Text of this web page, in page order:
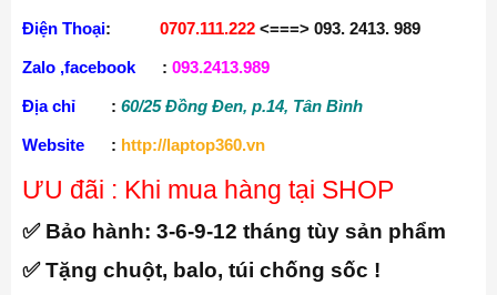
Điện Thoại: 0707.111.222 <===> 093. 2413. 989
Zalo ,facebook : 093.2413.989
Địa chỉ : 60/25 Đồng Đen, p.14, Tân Bình
Website : http://laptop360.vn
ƯU đãi : Khi mua hàng tại SHOP
✅ Bảo hành: 3-6-9-12 tháng tùy sản phẩm
✅ Tặng chuột, balo, túi chống sốc !